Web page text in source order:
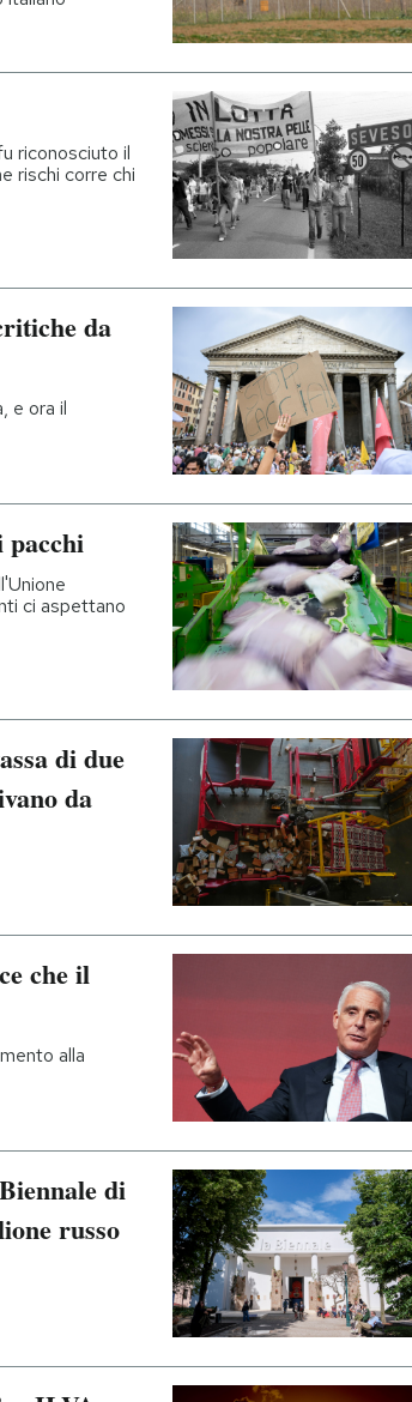
riconosciuto il
rischi corre chi
da
e ora il
pacchi
ci aspettano
di due
da
che il
alla
di
russo